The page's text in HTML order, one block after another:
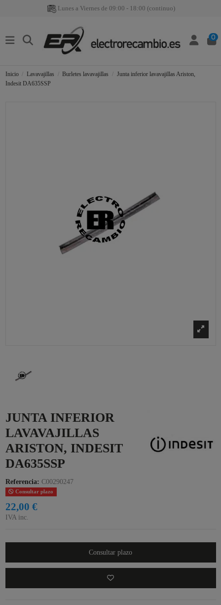
Lunes a Viernes de 09:00 - 18:00 (continuo)
0
Inicio Lavavajillas Burletes lavavajillas
Junta inferior lavavajillas Ariston,
Indesit DA635SSP
JUNTA INFERIOR
LAVAVAJILLAS
ARISTON, INDESIT
DA635SSP
Referencia: C00290247
Consultar plazo
22,00 €
IVA inc.
Consultar plazo